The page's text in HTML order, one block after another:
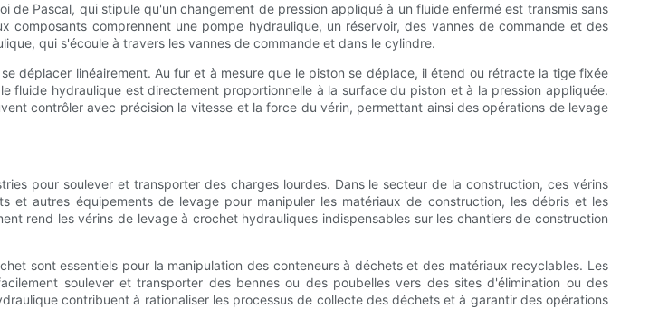
Pascal, qui stipule qu'un changement de pression appliqué à un fluide enfermé est transmis sans
comprennent une pompe hydraulique, un réservoir, des vannes de commande et des
qui s'écoule à travers les vannes de commande et dans le cylindre.
déplacer linéairement. Au fur et à mesure que le piston se déplace, il étend ou rétracte la tige fixée
fluide hydraulique est directement proportionnelle à la surface du piston et à la pression appliquée.
contrôler avec précision la vitesse et la force du vérin, permettant ainsi des opérations de levage
pour soulever et transporter des charges lourdes. Dans le secteur de la construction, ces vérins
et autres équipements de levage pour manipuler les matériaux de construction, les débris et les
rend les vérins de levage à crochet hydrauliques indispensables sur les chantiers de construction
sont essentiels pour la manipulation des conteneurs à déchets et des matériaux recyclables. Les
soulever et transporter des bennes ou des poubelles vers des sites d'élimination ou des
contribuent à rationaliser les processus de collecte des déchets et à garantir des opérations